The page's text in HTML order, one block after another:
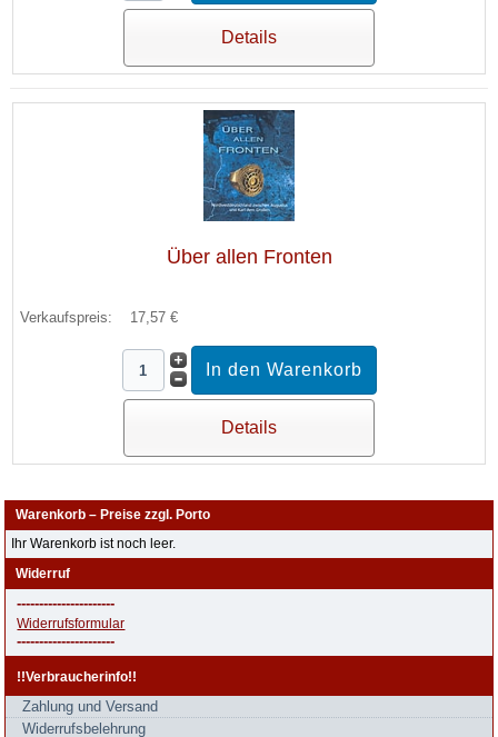
Details
Über allen Fronten
Verkaufspreis: 17,57 €
Details
Warenkorb – Preise zzgl. Porto
Ihr Warenkorb ist noch leer.
Widerruf
----------------------
Widerrufsformular
----------------------
!!Verbraucherinfo!!
Zahlung und Versand
Widerrufsbelehrung